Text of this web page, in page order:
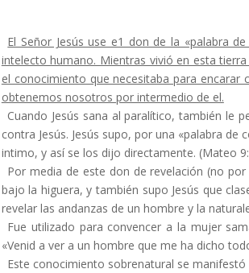
El Señor Jesús use e1 don de la «palabra
intelecto humano. Mientras vivió en esta
el conoci­miento que necesitaba para
obtenemos nosotros por intermedio de el.
Cuando Jesús sana al paralítico, también le
contra Jesús. Jesús supo, por una «palabra
intimo, y así se los dijo directamente. (Mateo
Por media de este don de revelación (no
bajo la higuera, y también supo Jesús que
revelar las an­danzas de un hombre y la
Fue utilizado para convencer a la mujer
«Venid a ver a un hombre que me ha dicho
Este conocimiento sobrenatural se